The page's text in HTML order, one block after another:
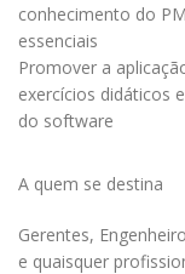
conhecimento do
essenciais
Promover a
exercícios didáticos
do software
A quem se destina
Gerentes,
e quaisquer